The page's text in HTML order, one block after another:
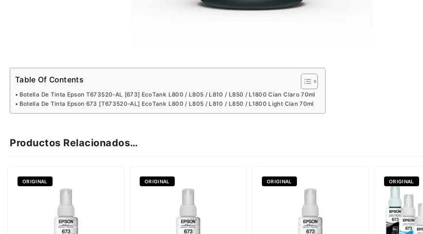
Table Of Contents
Botella De Tinta Epson T673520-AL [673] EcoTank L800 / L805 / L810 / L850 / L1800 Cian Claro 70ml
Botella De Tinta Epson 673 [T673520-AL] EcoTank L800 / L805 / L810 / L850 / L1800 Light Cian 70ml
Productos Relacionados…
ORIGINAL ORIGINAL ORIGINAL ORIGINAL